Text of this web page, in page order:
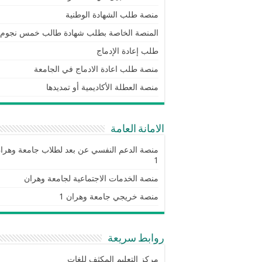
منصة طلب الشهادة الوطنية
المنصة الخاصة بطلب شهادة طالب خمس نجوم
طلب إعادة الإدماج
منصة طلب اعادة الادماج في الجامعة
منصة العطلة الأكاديمية أو تمديدها
الامانة العامة
منصة الدعم النفسي عن بعد لطلاب جامعة
1
منصة الخدمات الاجتماعية لجامعة وهران
منصة خريجي جامعة وهران 1
روابط سريعة
مركز التعليم المكثف للغات